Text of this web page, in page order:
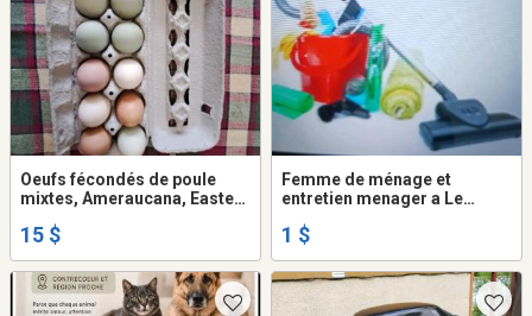
Oeufs fécondés de poule
mixtes, Ameraucana, Easter
Cochin, Corniche,
15 $
Femme de ménage et
entretien menager a Le
1 $